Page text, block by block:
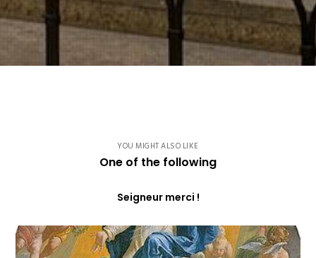
YOU MIGHT ALSO LIKE
One of the following
Seigneur merci !